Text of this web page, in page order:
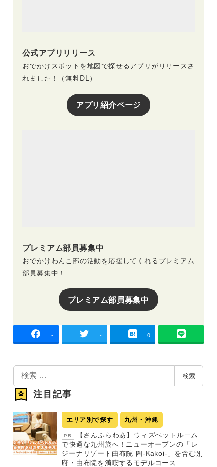
公式アプリリリース
おでかけスポットを地図で探せるアプリがリリースさ
れました！（無料DL）
アプリ紹介ページ
プレミアム部員募集中
おでかけわんこ部の活動を応援してくれるプレミアム
部員募集中！
プレミアム部員募集中
- - 0
索
検索
注目記事
エリア別で探す 九州・沖縄
PR
【さんふらわあ】ウィズペットルーム
で快適な九州旅へ！ニューオープンの「レ
ジーナリゾート由布院 圍-Kakoi-」を含む別
府・由布院を満喫するモデルコース